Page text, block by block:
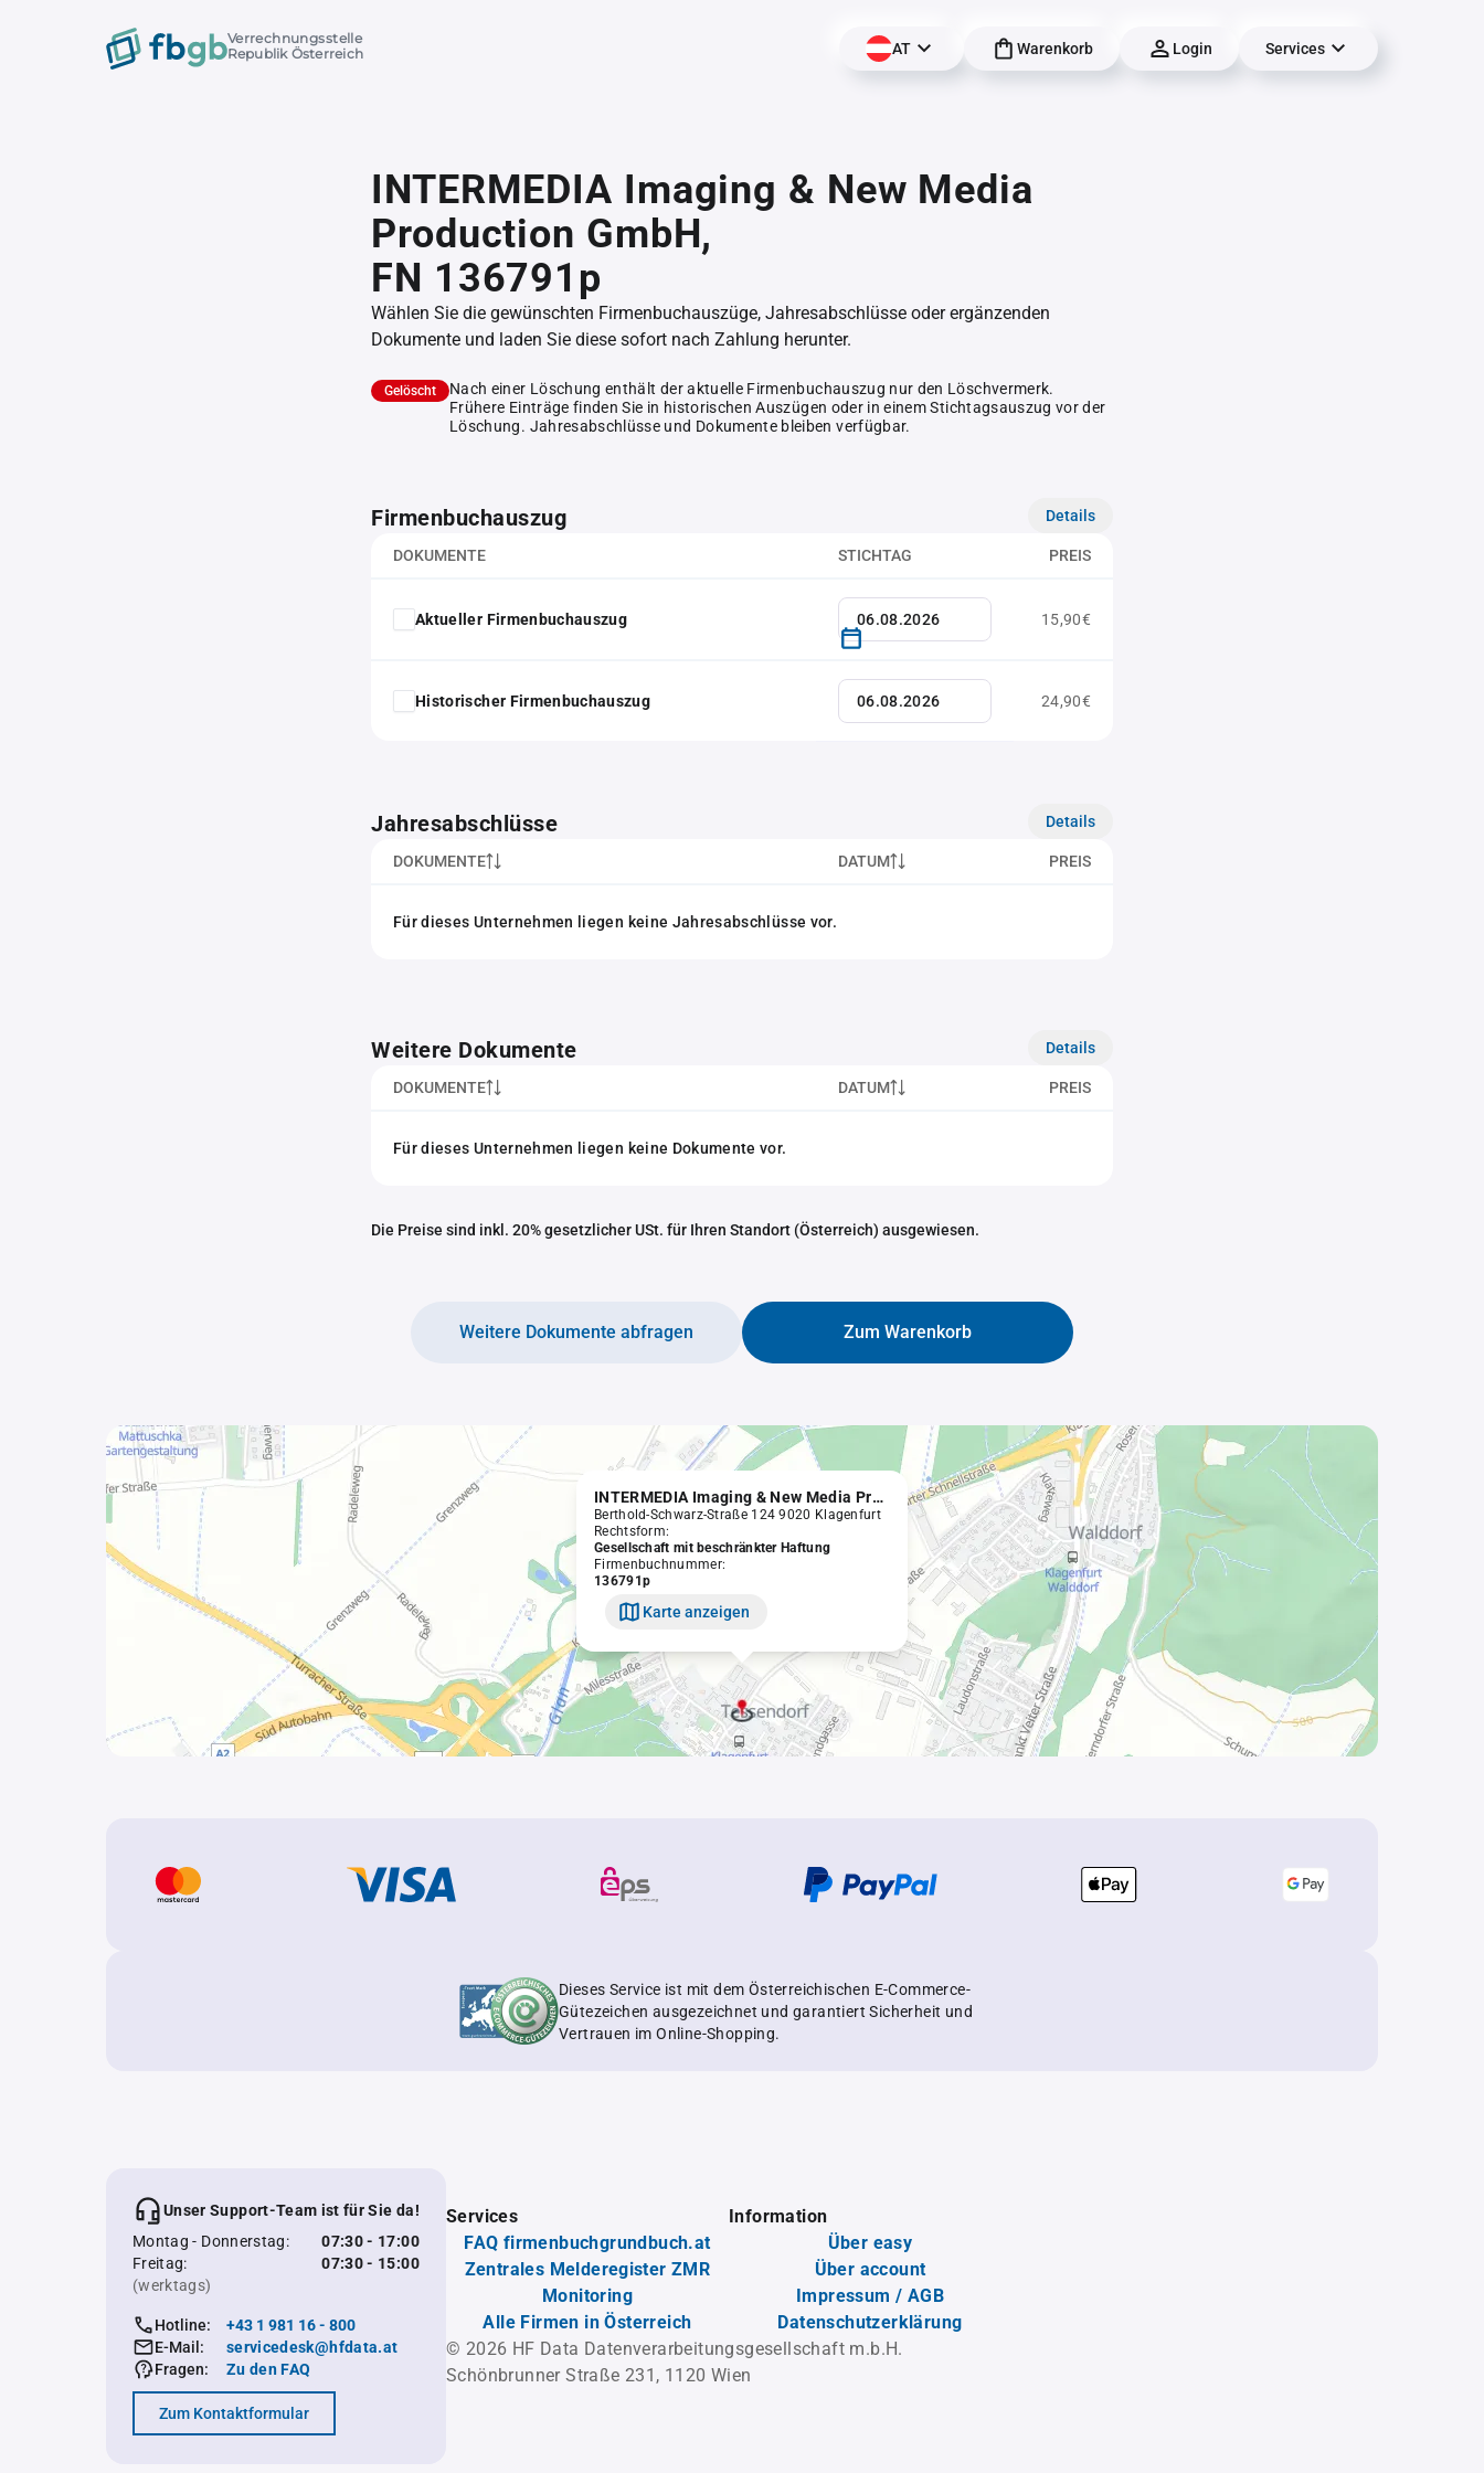
Verrechnungsstelle
Republik Österreich
AT Warenkorb Login Services
INTERMEDIA Imaging & New Media
Production GmbH,
FN 136791p
Wählen Sie die gewünschten Firmenbuchauszüge, Jahresabschlüsse oder ergänzenden
Dokumente und laden Sie diese sofort nach Zahlung herunter.
Gelöscht
Nach einer Löschung enthält der aktuelle Firmenbuchauszug nur den Löschvermerk.
Frühere Einträge finden Sie in historischen Auszügen oder in einem Stichtagsauszug vor der
Löschung. Jahresabschlüsse und Dokumente bleiben verfügbar.
Firmenbuchauszug Details
DOKUMENTE STICHTAG PREIS
Aktueller Firmenbuchauszug 15,90€
Historischer Firmenbuchauszug 24,90€
Jahresabschlüsse Details
DOKUMENTE DATUM PREIS
Für dieses Unternehmen liegen keine Jahresabschlüsse vor.
Weitere Dokumente Details
DOKUMENTE DATUM PREIS
Für dieses Unternehmen liegen keine Dokumente vor.
Die Preise sind inkl. 20% gesetzlicher USt. für Ihren Standort (Österreich) ausgewiesen.
Zum Warenkorb
Weitere Dokumente abfragen
INTERMEDIA Imaging & New Media Production GmbH
Berthold-Schwarz-Straße 124 9020 Klagenfurt
Rechtsform:
Gesellschaft mit beschränkter Haftung
Firmenbuchnummer:
136791p
Karte anzeigen
Dieses Service ist mit dem Österreichischen E-Commerce-
Gütezeichen ausgezeichnet und garantiert Sicherheit und
Vertrauen im Online-Shopping.
Unser Support-Team ist für Sie da!
Montag - Donnerstag:
07:30 - 17:00
Freitag:
07:30 - 15:00
(werktags)
Hotline:
+43 1 981 16 - 800
E-Mail:
servicedesk@hfdata.at
Fragen:
Zu den FAQ
Zum Kontaktformular
Services
FAQ firmenbuchgrundbuch.at
Zentrales Melderegister ZMR
Monitoring
Alle Firmen in Österreich
Information
Über easy
Über account
Impressum / AGB
Datenschutzerklärung
© 2026 HF Data Datenverarbeitungsgesellschaft m.b.H.
Schönbrunner Straße 231, 1120 Wien